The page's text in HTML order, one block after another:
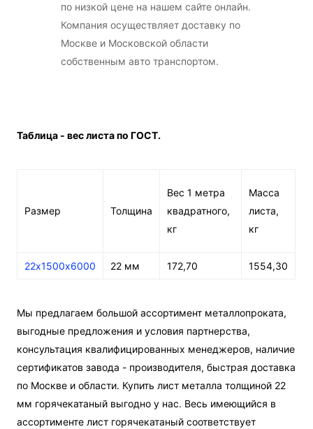
по низкой цене на нашем сайте онлайн.
Компания осуществляет доставку по
Москве и Московской области
собственным авто транспортом.
Таблица - вес листа по ГОСТ.
Размер Толщина
Вес 1 метра
квадратного,
кг
Масса
листа,
кг
22х1500х6000 22 мм 172,70 1554,30
Мы предлагаем большой ассортимент металлопроката,
выгодные предложения и условия партнерства,
консультация квалифицированных менеджеров, наличие
сертификатов завода - производителя, быстрая доставка
по Москве и области. Купить лист металла толщиной 22
мм горячекатаный выгодно у нас. Весь имеющийся в
ассортименте лист горячекатаный соответствует